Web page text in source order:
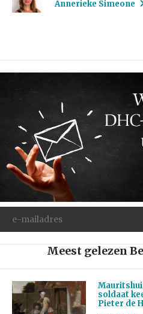
Annerieke Simeone
Meest gelezen
soldaat
Pieter de